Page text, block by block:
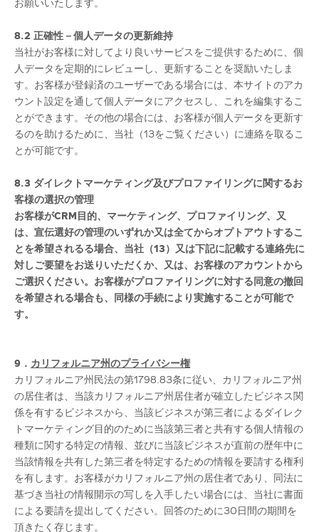
8.2 正確性－個人データの更新維持
当社がお客様に対してより良いサービスをご提供するために、個
人データを定期的にレビューし、更新することを奨励いたしま
す。お客様が登録済のユーザーである場合には、本サイトのアカ
ウント設定を通して個人データにアクセスし、これを編集するこ
とができます。その他の場合には、お客様が個人データを更新す
るのを助けるために、当社（13をご覧ください）に連絡を取るこ
とが可能です。
8.3 ダイレクトマーケティング及びプロファイリングに関するお
客様の選択の管理
お客様がCRM目的、マーケティング、プロファイリング、又
は、宣伝選好の管理のいずれか又は全てからオプトアウトするこ
とを希望されるる場合、当社（13）又は下記に記載する連絡先に
対しご要望をお送りいただくか、又は、お客様のアカウントから
ご選択ください。お客様がプロファイリングに対する同意の撤回
を希望される場合も、同様の手続により実施することが可能で
す。
9． カリフォルニア州のプライバシー権
カリフォルニア州民法の第1798.83条に従い、カリフォルニア州
の居住者は、当該カリフォルニア州居住者が確立したビジネス関
係を有するビジネスから、当該ビジネスが第三者によるダイレク
トマーケティング目的のために当該第三者と共有する個人情報の
種類に関する特定の情報、並びに当該ビジネスが直前の歴年中に
当該情報を共有した第三者を特定するための情報を要請する権利
を有します。お客様がカリフォルニア州の居住者であり、同法に
基づき当社の情報開示の写しを入手したい場合には、当社に書面
による要請を提出してください。回答のために30日間の期間を
頂きたく存じます。